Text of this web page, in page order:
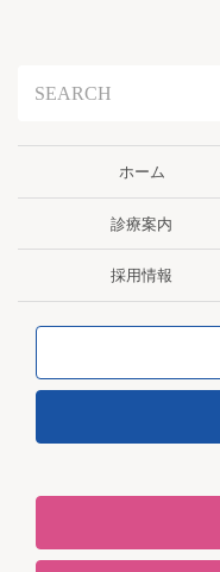
ン
ホーム
診療案内
採用情報